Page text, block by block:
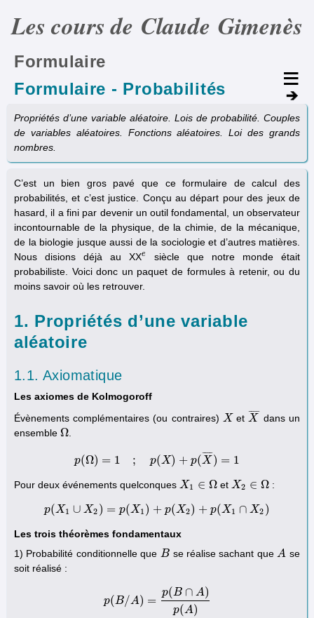
Les cours de Claude Gimenès
Formulaire
Formulaire - Probabilités
Propriétés d’une variable aléatoire. Lois de probabilité. Couples
de variables aléatoires. Fonctions aléatoires. Loi des grands
nombres.
C’est un bien gros pavé que ce formulaire de calcul des
probabilités, et c’est justice. Conçu au départ pour des jeux de
hasard, il a fini par devenir un outil fondamental, un observateur
incontournable de la physique, de la chimie, de la mécanique,
de la biologie jusque aussi de la sociologie et d’autres matières.
Nous disions déjà au XXe
e
siècle que notre monde était
probabiliste. Voici donc un paquet de formules à retenir, ou du
moins savoir où les retrouver.
1. Propriétés d’une variable
aléatoire
1.1. Axiomatique
Les axiomes de Kolmogoroff
Évènements complémentaires (ou contraires) X
X etX
¯ ¯
¯¯
X¯ dans un
ensemble Ω
Ω.
p(Ω) = 1 ; p(X) + p(X
¯ ¯
¯¯ ) = 1
p(Ω =1 (X)+p( X¯ )=1
Pour deux événements quelconques X1 ∈ Ω
X1∈Ω et X2 ∈ Ω
X2∈Ω :
p(X1 ∪ X2 ) = p(X1 ) + p(X2) + p(X1 ∩ X2 )
p(X1∪X2)=p(X 1 )+p(X2)+p X1∩X2)
Les trois théorèmes fondamentaux
1) Probabilité conditionnelle que B
B se réalise sachant que A
A se
soit réalisé :
p(B/A) =
p(B ∩ A)
p(A)
p(B/A)=p( B∩A)p(A)